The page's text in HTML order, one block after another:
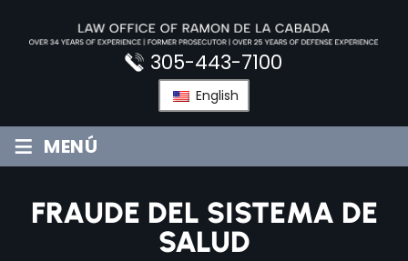
305-443-7100
English
≡ MENÚ
FRAUDE DEL SISTEMA DE
SALUD